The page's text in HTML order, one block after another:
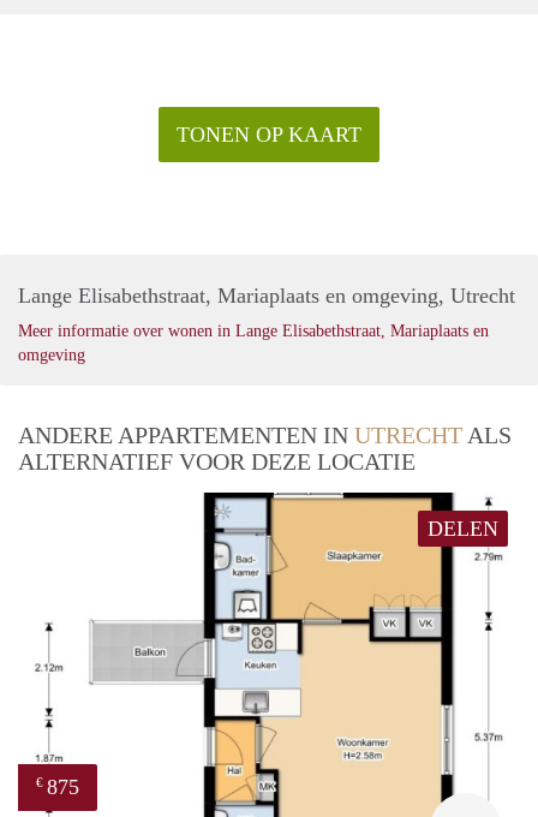
TONEN OP KAART
Lange Elisabethstraat, Mariaplaats en omgeving, Utrecht
Meer informatie over wonen in Lange Elisabethstraat, Mariaplaats en
omgeving
ANDERE APPARTEMENTEN IN UTRECHT ALS
ALTERNATIEF VOOR DEZE LOCATIE
DELEN
€ 875